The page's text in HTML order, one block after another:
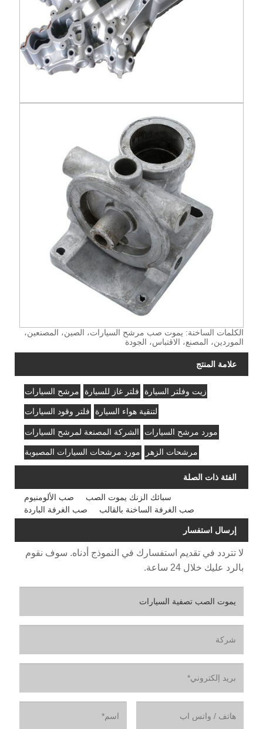
الكلمات الساخنة: يموت صب مرشح السيارات، الصين، المصنعين،
الموردين، المصنع، الاقتباس، الجودة
علامة المنتج
مرشح السيارات فلتر غاز للسيارة زيت وفلتر السيارة
فلتر وقود السيارات لتنقية هواء السيارة
الشركة المصنعة لمرشح السيارات مورد مرشح السيارات
مورد مرشحات السيارات المصبوبة مرشحات الزهر
الفئة ذات الصلة
صب الألومنيوم
سبائك الزنك يموت الصب
صب الغرفة الباردة
صب الغرفة الساخنة بالقالب
إرسال استفسار
لا تتردد في تقديم استفسارك في النموذج أدناه. سوف نقوم
بالرد عليك خلال 24 ساعة.